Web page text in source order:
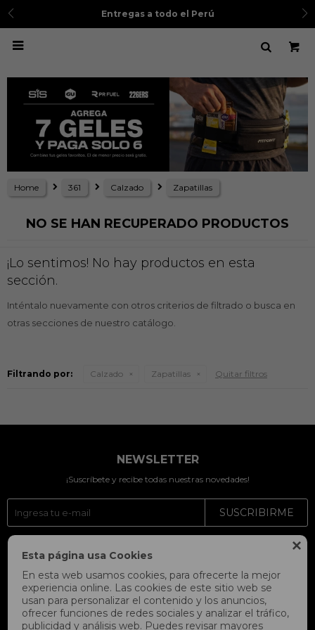

Esta página usa Cookies
En esta web usamos cookies, para ofrecerte la mejor
experiencia online. Las cookies de este sitio web se
usan para personalizar el contenido y los anuncios,
ofrecer funciones de redes sociales y analizar el tráfico,
publicidad y análisis web. Puedes revisar mayores
Entregas a todo el Perú

Home 361 Calzado Zapatillas
NO SE HAN RECUPERADO PRODUCTOS
¡Lo sentimos! No hay productos en esta
sección.
Inténtalo nuevamente con otros criterios de filtrado o busca en
otras secciones de nuestro catálogo.
Filtrando por: Calzado Zapatillas Quitar filtros
NEWSLETTER
¡Suscríbete y recibe todas nuestras novedades!
SUSCRIBIRME
